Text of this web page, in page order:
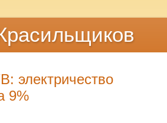
электричество
9%